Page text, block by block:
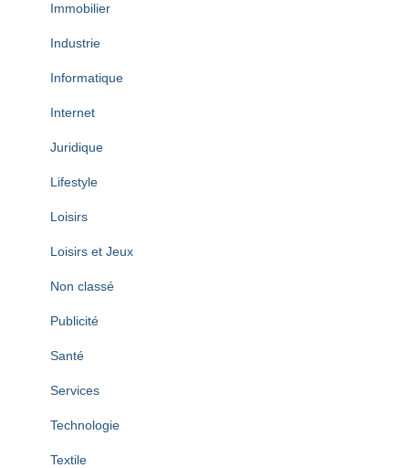
Immobilier
Industrie
Informatique
Internet
Juridique
Lifestyle
Loisirs
Loisirs et Jeux
Non classé
Publicité
Santé
Services
Technologie
Textile